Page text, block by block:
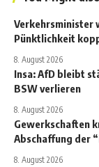
Verkehrsminister
Pünktlichkeit
8. August 2026
Insa: AfD bleibt
BSW verlieren
8. August 2026
Gewerkschaften
Abschaffung der
8. August 2026